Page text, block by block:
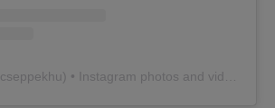
cseppekhu ) • Instagram photos and videos